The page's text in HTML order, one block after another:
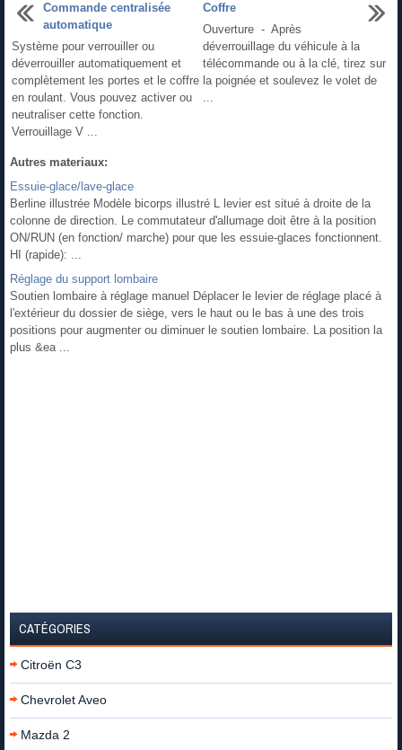
Commande centralisée
automatique
Système pour verrouiller ou
déverrouiller automatiquement et
complètement les portes et le coffre
en roulant. Vous pouvez activer ou
neutraliser cette fonction.
Verrouillage V ...
Coffre
Ouverture - Après
déverrouillage du véhicule à la
télécommande ou à la clé, tirez sur
la poignée et soulevez le volet de
...
Autres materiaux:
Essuie-glace/lave-glace
Berline illustrée Modèle bicorps illustré L levier est situé à droite de la
colonne de direction. Le commutateur d'allumage doit être à la position
ON/RUN (en fonction/ marche) pour que les essuie-glaces fonctionnent.
HI (rapide): ...
Réglage du support lombaire
Soutien lombaire à réglage manuel Déplacer le levier de réglage placé à
l'extérieur du dossier de siège, vers le haut ou le bas à une des trois
positions pour augmenter ou diminuer le soutien lombaire. La position la
plus &ea ...
CATÉGORIES
Citroën C3
Chevrolet Aveo
Mazda 2